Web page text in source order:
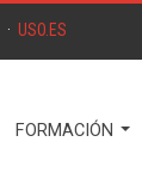
· USO.ES
FORMACIÓN